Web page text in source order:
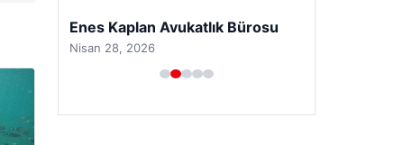
Enes Kaplan Avukatlık Bürosu
Nisan 28, 2026